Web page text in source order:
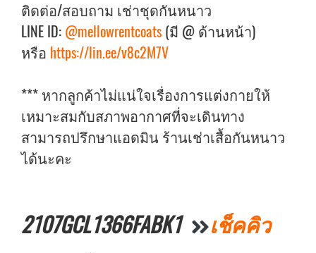
ติดต่อ/สอบถาม เช่าชุดกันหนาว
LINE ID: @mellowrentcoats (มี @ ด้านหน้า)
หรือ https://lin.ee/v8c2M7V
*** หากลูกค้าไม่แน่ใจเรื่องการแต่งกายให้
เหมาะสมกับสภาพอากาศที่จะเดินทาง
สามารถปรึกษาแอดมิน ร้านเช่าเสื้อกันหนาว
ได้นะคะ
2107GCL1366FABK1 เช็คคิว